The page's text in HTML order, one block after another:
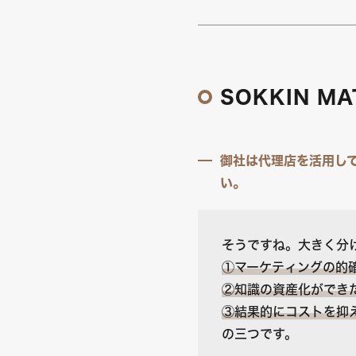
SOKKIN
御社は代理店を活用
い。
そうですね。大きく分
①マーケティングの的
②知識の資産化ができ
③結果的にコストを抑
の三つです。